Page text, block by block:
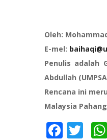
Oleh:
E-mel:
Penulis adalah
Abdullah
Rencana ini
Malaysia